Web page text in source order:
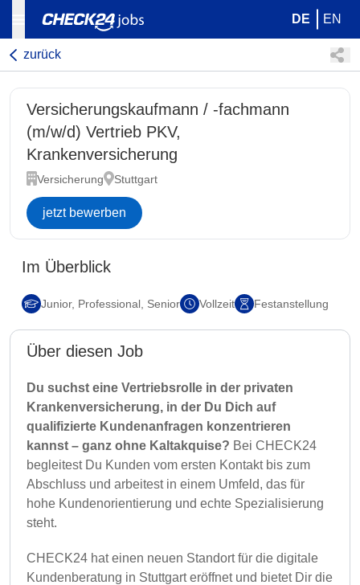
DE EN
zurück
Versicherungskaufmann / -fachmann
(m/w/d) Vertrieb PKV,
Krankenversicherung
Versicherung Stuttgart
jetzt bewerben
Im Überblick
Junior, Professional, Senior Vollzeit Festanstellung
Über diesen Job
Du suchst eine Vertriebsrolle in der privaten
Krankenversicherung, in der Du Dich auf
qualifizierte Kundenanfragen konzentrieren
kannst – ganz ohne Kaltakquise? Bei CHECK24
begleitest Du Kunden vom ersten Kontakt bis zum
Abschluss und arbeitest in einem Umfeld, das für
hohe Kundenorientierung und echte Spezialisierung
steht.
CHECK24 hat einen neuen Standort für die digitale
Kundenberatung in Stuttgart eröffnet und bietet Dir die